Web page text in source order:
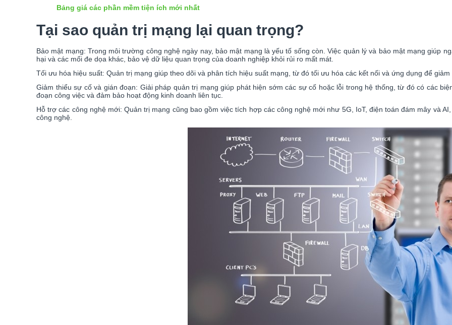
Bảng giá các phần mềm tiện ích mới nhất
Tại sao quản trị mạng lại quan trọng?
Bảo mật mạng: Trong môi trường công nghệ ngày nay, bảo mật mạng là yếu tố sống còn. Việc quản lý và bảo mật mạng giúp
hại và các mối đe dọa khác, bảo vệ dữ liệu quan trọng của doanh nghiệp khỏi rủi ro mất mát.
Tối ưu hóa hiệu suất: Quản trị mạng giúp theo dõi và phân tích hiệu suất mạng, từ đó tối ưu hóa các kết nối và ứng dụng để
Giảm thiểu sự cố và gián đoạn: Giải pháp quản trị mạng giúp phát hiện sớm các sự cố hoặc lỗi trong hệ thống, từ đó có các
đoạn công việc và đảm bảo hoạt động kinh doanh liên tục.
Hỗ trợ các công nghệ mới: Quản trị mạng cũng bao gồm việc tích hợp các công nghệ mới như 5G, IoT, điện toán đám mây và
công nghệ.